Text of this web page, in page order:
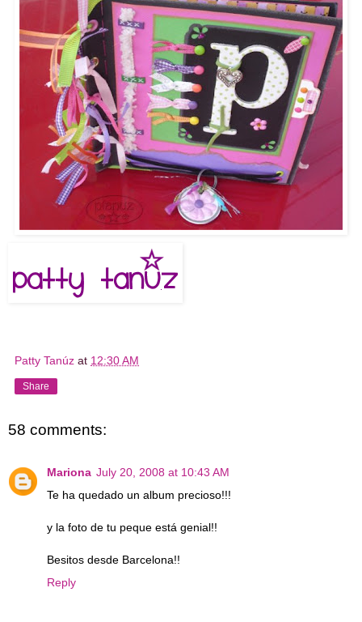
Patty Tanúz at 12:30 AM
Share
58 comments:
Mariona July 20, 2008 at 10:43 AM
Te ha quedado un album precioso!!!
y la foto de tu peque está genial!!
Besitos desde Barcelona!!
Reply